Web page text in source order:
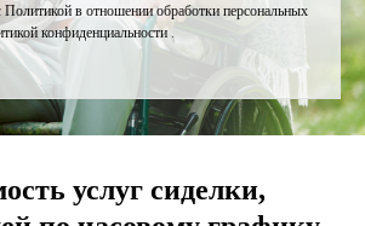
Политикой в отношении обработки персональных
конфиденциальности
услуг сиделки,